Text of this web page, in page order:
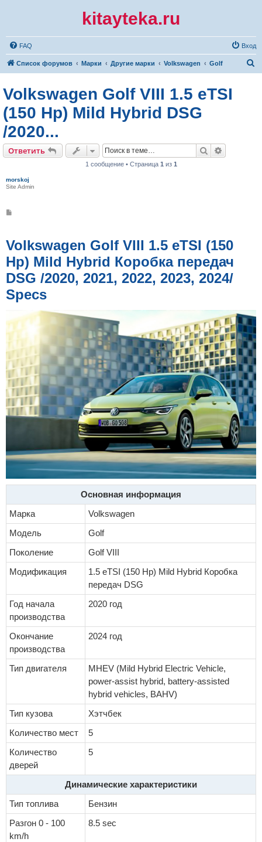
kitayteka.ru
FAQ Вход
Список форумов Марки Другие марки Volkswagen Golf
Volkswagen Golf VIII 1.5 eTSI
(150 Hp) Mild Hybrid DSG
/2020...
Ответить Поиск
1 сообщение • Страница 1 из 1
morskoj
Site Admin
щ
е
и
е
Volkswagen Golf VIII 1.5 eTSI (150
Hp) Mild Hybrid Коробка передач
DSG /2020, 2021, 2022, 2023, 2024/
Specs
Основная информация
Марка
Volkswagen
Модель
Golf
Поколение
Golf VIII
Модификация
1.5 eTSI (150 Hp) Mild Hybrid Коробка
передач DSG
Год начала
производства
2020 год
Окончание
производства
2024 год
Тип двигателя
MHEV (Mild Hybrid Electric Vehicle,
power-assist hybrid, battery-assisted
hybrid vehicles, BAHV)
Тип кузова
Хэтчбек
Количество мест
5
Количество
дверей
5
Динамические характеристики
Тип топлива
Бензин
Разгон 0 - 100
km/h
8.5 sec